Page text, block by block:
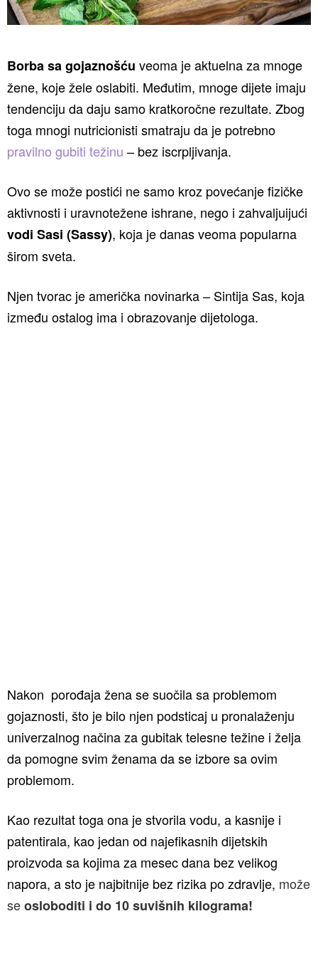
Borba sa gojaznošću veoma je aktuelna za mnoge
žene, koje žele oslabiti. Međutim, mnoge dijete imaju
tendenciju da daju samo kratkoročne rezultate. Zbog
toga mnogi nutricionisti smatraju da je potrebno
pravilno gubiti težinu – bez iscrpljivanja.
Ovo se može postići ne samo kroz povećanje fizičke
aktivnosti i uravnotežene ishrane, nego i zahvaljuijući
vodi Sasi (Sassy), koja je danas veoma popularna
širom sveta.
Njen tvorac je američka novinarka – Sintija Sas, koja
između ostalog ima i obrazovanje dijetologa.
Nakon porođaja žena se suočila sa problemom
gojaznosti, što je bilo njen podsticaj u pronalaženju
univerzalnog načina za gubitak telesne težine i želja
da pomogne svim ženama da se izbore sa ovim
problemom.
Kao rezultat toga ona je stvorila vodu, a kasnije i
patentirala, kao jedan od najefikasnih dijetskih
proizvoda sa kojima za mesec dana bez velikog
napora, a sto je najbitnije bez rizika po zdravlje, može
seosloboditi i do 10 suvišnih kilograma!